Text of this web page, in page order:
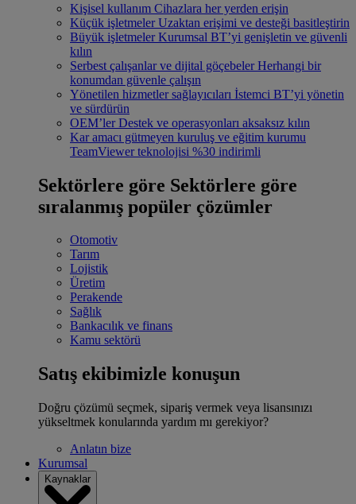
Kişisel kullanım Cihazlara her yerden erişin
Küçük işletmeler Uzaktan erişimi ve desteği basitleştirin
Büyük işletmeler Kurumsal BT’yi genişletin ve güvenli
kılın
Serbest çalışanlar ve dijital göçebeler Herhangi bir
konumdan güvenle çalışın
Yönetilen hizmetler sağlayıcıları İstemci BT’yi yönetin
ve sürdürün
OEM’ler Destek ve operasyonları aksaksız kılın
Kar amacı gütmeyen kuruluş ve eğitim kurumu
TeamViewer teknolojisi %30 indirimli
Sektörlere göre Sektörlere göre
sıralanmış popüler çözümler
Otomotiv
Tarım
Lojistik
Üretim
Perakende
Sağlık
Bankacılık ve finans
Kamu sektörü
Satış ekibimizle konuşun
Doğru çözümü seçmek, sipariş vermek veya lisansınızı
yükseltmek konularında yardım mı gerekiyor?
Anlatın bize
Kurumsal
Kaynaklar